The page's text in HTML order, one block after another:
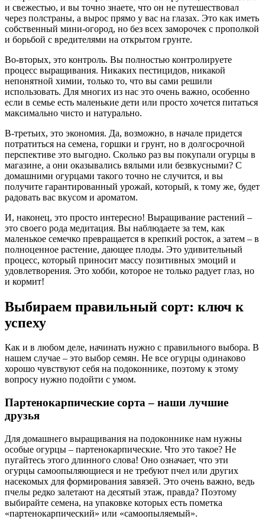
и свежестью, и вы точно знаете, что он не путешествовал
через полстраны, а вырос прямо у вас на глазах. Это как иметь
собственный мини-огород, но без всех заморочек с прополкой
и борьбой с вредителями на открытом грунте.
Во-вторых, это контроль. Вы полностью контролируете
процесс выращивания. Никаких пестицидов, никакой
непонятной химии, только то, что вы сами решили
использовать. Для многих из нас это очень важно, особенно
если в семье есть маленькие дети или просто хочется питаться
максимально чисто и натурально.
В-третьих, это экономия. Да, возможно, в начале придется
потратиться на семена, горшки и грунт, но в долгосрочной
перспективе это выгодно. Сколько раз вы покупали огурцы в
магазине, а они оказывались вялыми или безвкусными? С
домашними огурцами такого точно не случится, и вы
получите гарантированный урожай, который, к тому же, будет
радовать вас вкусом и ароматом.
И, наконец, это просто интересно! Выращивание растений –
это своего рода медитация. Вы наблюдаете за тем, как
маленькое семечко превращается в крепкий росток, а затем – в
полноценное растение, дающее плоды. Это удивительный
процесс, который приносит массу позитивных эмоций и
удовлетворения. Это хобби, которое не только радует глаз, но
и кормит!
Выбираем правильный сорт: ключ к
успеху
Как и в любом деле, начинать нужно с правильного выбора. В
нашем случае – это выбор семян. Не все огурцы одинаково
хорошо чувствуют себя на подоконнике, поэтому к этому
вопросу нужно подойти с умом.
Партенокарпические сорта – наши лучшие
друзья
Для домашнего выращивания на подоконнике нам нужны
особые огурцы – партенокарпические. Что это такое? Не
пугайтесь этого длинного слова! Оно означает, что эти
огурцы самоопыляющиеся и не требуют пчел или других
насекомых для формирования завязей. Это очень важно, ведь
пчелы редко залетают на десятый этаж, правда? Поэтому
выбирайте семена, на упаковке которых есть пометка
«партенокарпический» или «самоопыляемый».